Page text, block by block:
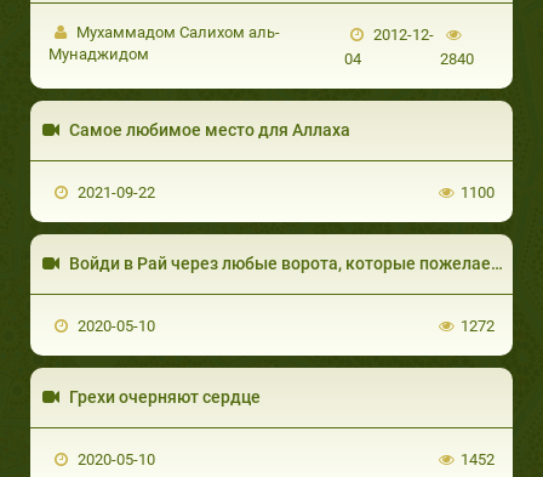
Мухаммадом Салихом аль-
Мунаджидом
2012-12-
04
2840
Самое любимое место для Аллаха
2021-09-22 1100
Войди в Рай через любые ворота, которые пожелаешь!
2020-05-10 1272
Грехи очерняют сердце
2020-05-10 1452